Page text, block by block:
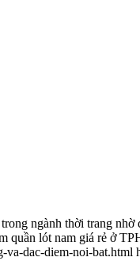
ngành thời trang
lót nam giá rẻ ở
va-dac-diem-noi-bat.html